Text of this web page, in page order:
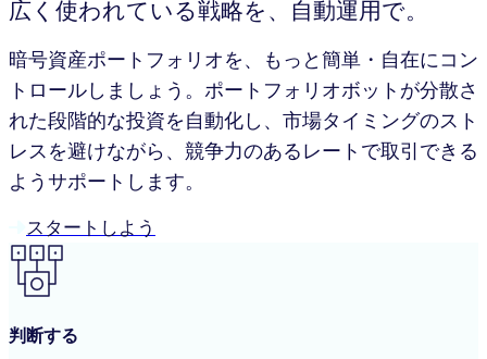
広く使われている戦略を、自動運用で。
暗号資産ポートフォリオを、もっと簡単・自在にコン
トロールしましょう。ポートフォリオボットが分散さ
れた段階的な投資を自動化し、市場タイミングのスト
レスを避けながら、競争力のあるレートで取引できる
ようサポートします。
スタートしよう
判断する